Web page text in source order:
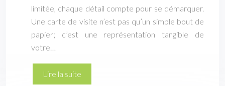
limitée, chaque détail compte pour se démarquer.
Une carte de visite n’est pas qu’un simple bout de
papier; c’est une représentation tangible de
votre…
Lire la suite